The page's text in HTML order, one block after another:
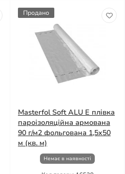
Продано
Masterfol Soft ALU E плівка
пароізоляційна армована
90 г/м2 фольгована 1,5x50
м (кв. м)
Немає в наявності